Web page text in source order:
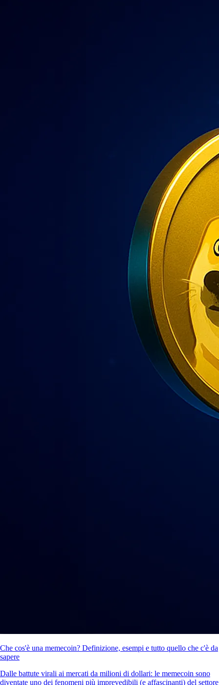
Che cos'è una memecoin? Definizione, esempi e tutto quello che c'è da
sapere
Dalle battute virali ai mercati da milioni di dollari: le memecoin sono
diventate uno dei fenomeni più imprevedibili (e affascinanti) del settore